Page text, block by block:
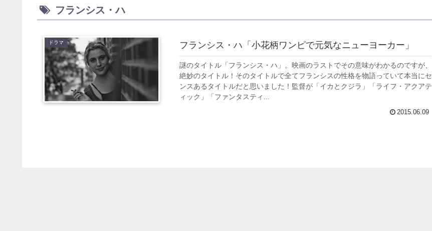
フランシス・ハ
ドラマ フランシス・ハ「小花柄ワンピで元気なニューヨーカー」
謎のタイトル「フランシス・ハ」。映画のラストでその意味がわかるのですが、
絶妙のタイトル！そのタイトルで全てフランシスの性格を物語っていて本当にセ
ンスあるタイトルだと思いました！監督が「イカとクジラ」「ライフ・アクアテ
ィック」「ファンタスティ...
2015.06.09